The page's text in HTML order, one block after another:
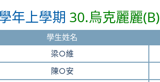
年上學期 30.烏克麗麗(B)
學生姓名
梁○維
陳○安